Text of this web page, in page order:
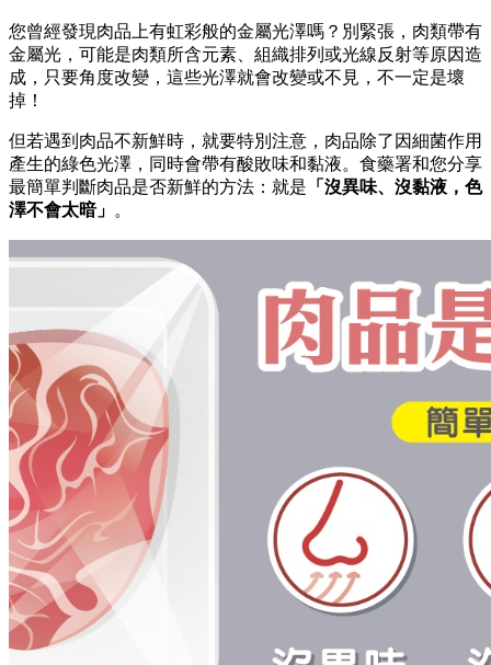
您曾經發現肉品上有虹彩般的金屬光澤嗎？別緊張，肉類帶有
金屬光，可能是肉類所含元素、組織排列或光線反射等原因造
成，只要角度改變，這些光澤就會改變或不見，不一定是壞
掉！
但若遇到肉品不新鮮時，就要特別注意，肉品除了因細菌作用
產生的綠色光澤，同時會帶有酸敗味和黏液。食藥署和您分享
最簡單判斷肉品是否新鮮的方法：就是 「沒異味、沒黏液，色
澤不會太暗」 。